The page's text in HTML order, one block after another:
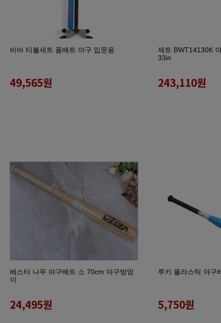
비바 티볼세트 폼배트 야구 입문용
49,565원
제트 BWT14130K
33in
243,110원
베스타 나무 야구배트 소 70cm 야구방망
이
24,495원
루키 플라스틱 야구
5,750원